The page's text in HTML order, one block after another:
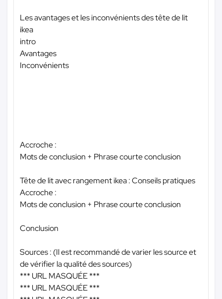
Les avantages et les inconvénients des tête de lit
ikea
intro
Avantages
Inconvénients
Accroche :
Mots de conclusion + Phrase courte conclusion
Tête de lit avec rangement ikea : Conseils pratiques
Accroche :
Mots de conclusion + Phrase courte conclusion
Conclusion
Sources : (Il est recommandé de varier les source et
de vérifier la qualité des sources)
*** URL MASQUÉE ***
*** URL MASQUÉE ***